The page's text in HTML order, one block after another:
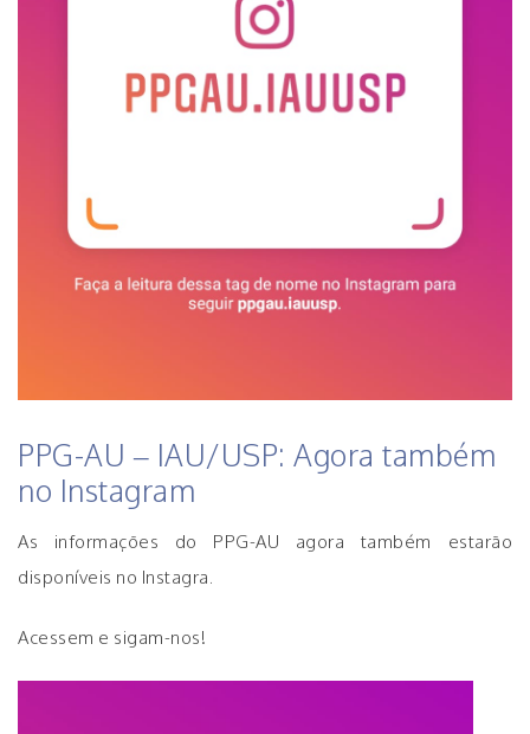
PPG-AU – IAU/USP: Agora também
no Instagram
As informações do PPG-AU agora também estarão
disponíveis no Instagra.
Acessem e sigam-nos!